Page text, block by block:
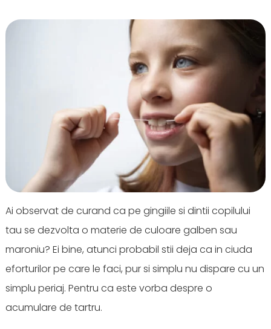
Ai observat de curand ca pe gingiile si dintii copilului
tau se dezvolta o materie de culoare galben sau
maroniu? Ei bine, atunci probabil stii deja ca in ciuda
eforturilor pe care le faci, pur si simplu nu dispare cu un
simplu periaj. Pentru ca este vorba despre o
acumulare de tartru.